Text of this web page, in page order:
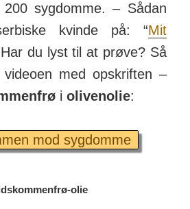
200 syg­domme. – Sådan
kvinde på: “Mit
du lyst til at prøve? Så
med op­skriften –
ioli­ven­olie:
mod sygdomme
olie